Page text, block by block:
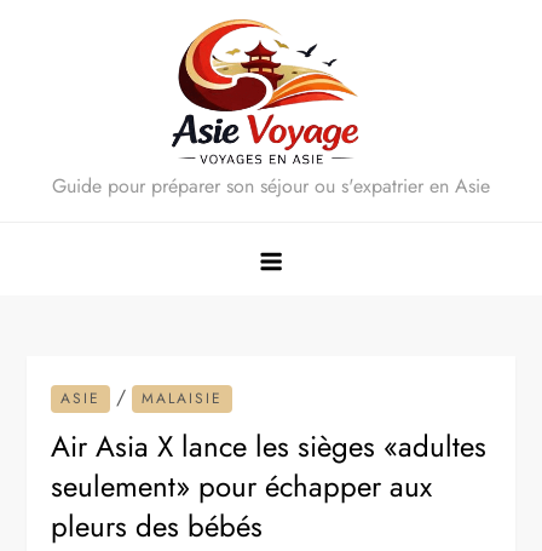
Guide pour préparer son séjour ou s'expatrier en Asie
ASIE / MALAISIE
Air Asia X lance les sièges «adultes
seulement» pour échapper aux
pleurs des bébés